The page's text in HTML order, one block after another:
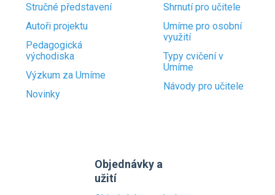
Stručné představení
Autoři projektu
Pedagogická
východiska
Výzkum za Umíme
Novinky
Shrnutí pro učitele
Umíme pro osobní
využití
Typy cvičení v
Umíme
Návody pro učitele
Objednávky a
užití